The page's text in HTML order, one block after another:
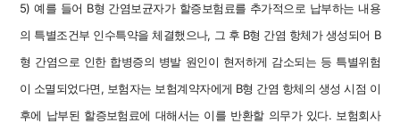
5) 예를 들어 B형 간염보균자가 할증보험료를 추가적으로 납부하는 내용
의 특별조건부 인수특약을 체결했으나, 그 후 B형 간염 항체가 생성되어 B
형 간염으로 인한 합병증의 병발 원인이 현저하게 감소되는 등 특별위험
이 소멸되었다면, 보험자는 보험계약자에게 B형 간염 항체의 생성 시점 이
후에 납부된 할증보험료에 대해서는 이를 반환할 의무가 있다. 보험회사